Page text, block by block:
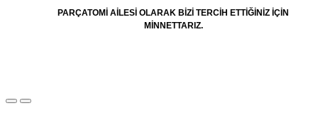
PARÇATOMİ AİLESİ OLARAK BİZİ TERCİH ETTİĞİNİZ İÇİN
MİNNETTARIZ.